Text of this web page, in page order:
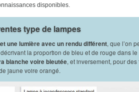
disponibles.
type de lampes
une lumière avec un rendu différent, que l’on
la proportion de bleu et de rouge dans
blanche voire bleutée, et inversement, pour
jaune voire orangé.